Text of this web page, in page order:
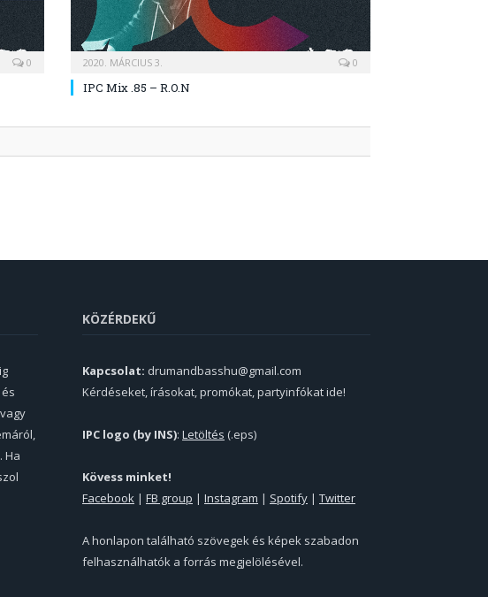
0 2020. MÁRCIUS 3. 0
IPC Mix .85 – R.O.N
Ha
KÖZÉRDEKŰ
Kapcsolat: drumandbasshu@gmail.com
Kérdéseket, írásokat, promókat, partyinfókat ide!
IPC logo (by INS): Letöltés (.eps)
Kövess minket!
Facebook | FB group | Instagram | Spotify | Twitter
A honlapon található szövegek és képek szabadon
felhasználhatók a forrás megjelölésével.